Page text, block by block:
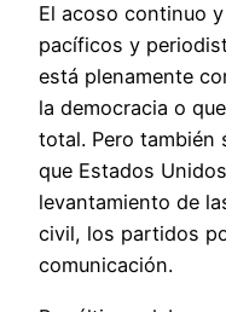
El acoso continuo
pacíficos y
está plenamente
la democracia o
total. Pero también
que Estados
levantamiento de
civil, los partidos
comunicación.